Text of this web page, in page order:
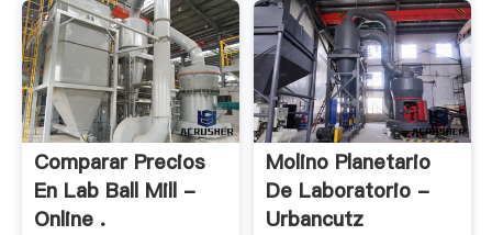
Comparar Precios
En Lab Ball Mill -
Online .
Molino Planetario
De Laboratorio -
Urbancutz